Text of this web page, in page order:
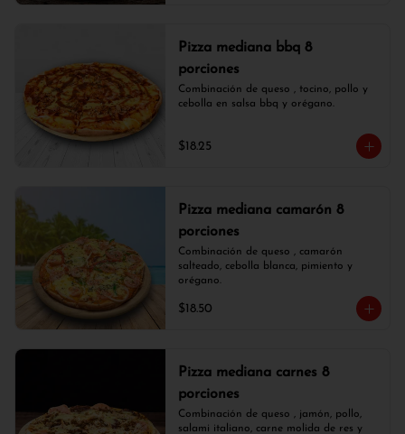
Pizza mediana bbq 8
porciones
Combinación de queso , tocino, pollo y
cebolla en salsa bbq y orégano.
$18.25
Pizza mediana camarón 8
porciones
Combinación de queso , camarón
salteado, cebolla blanca, pimiento y
orégano.
$18.50
Pizza mediana carnes 8
porciones
Combinación de queso , jamón, pollo,
salami italiano, carne molida de res y